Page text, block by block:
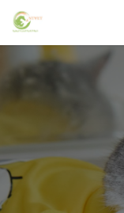
Skip to Content